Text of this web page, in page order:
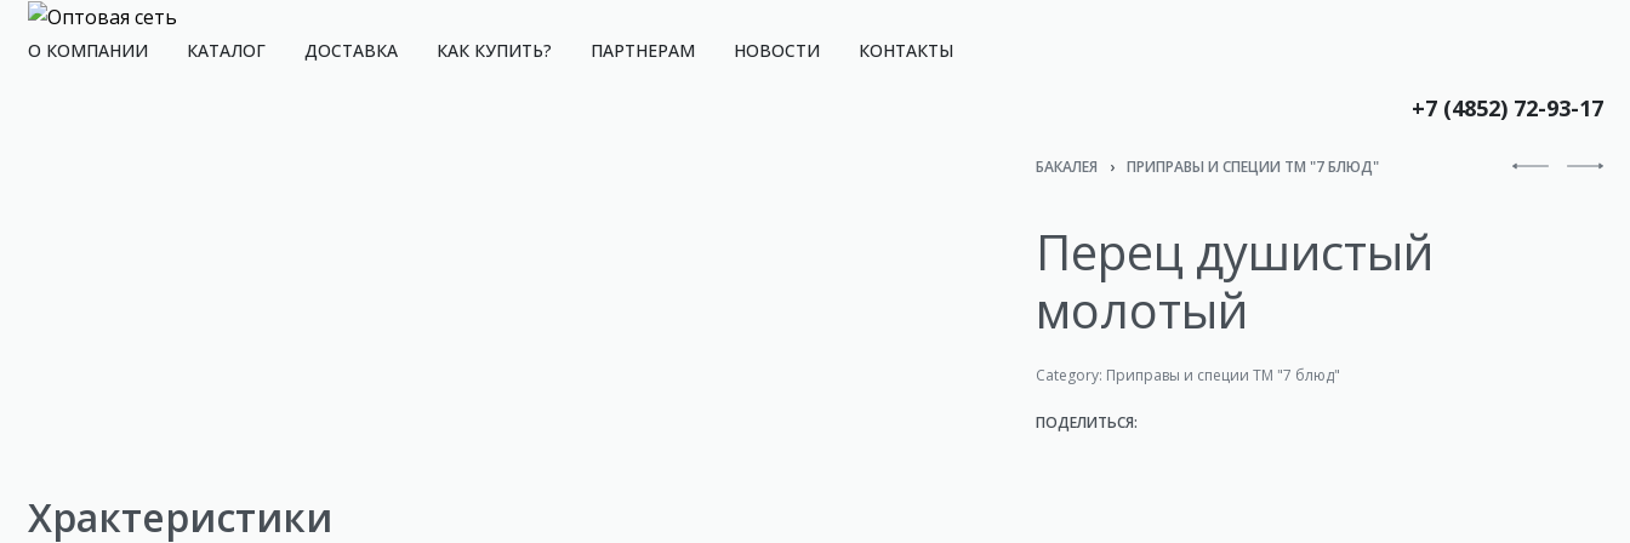
О КОМПАНИИ КАТАЛОГ ДОСТАВКА КАК КУПИТЬ? ПАРТНЕРАМ НОВОСТИ КОНТАКТЫ
+7 (4852) 72-93-17
БАКАЛЕЯ › ПРИПРАВЫ И СПЕЦИИ ТМ "7 БЛЮД"
Перец душистый
молотый
Category: Приправы и специи ТМ "7 блюд"
ПОДЕЛИТЬСЯ:
Храктеристики